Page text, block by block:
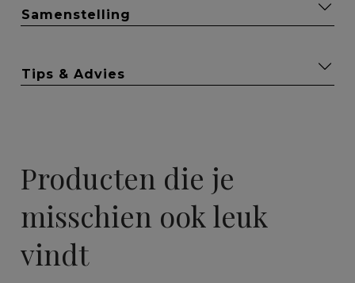
Samenstelling
Tips & Advies
Producten die je
misschien ook leuk
vindt